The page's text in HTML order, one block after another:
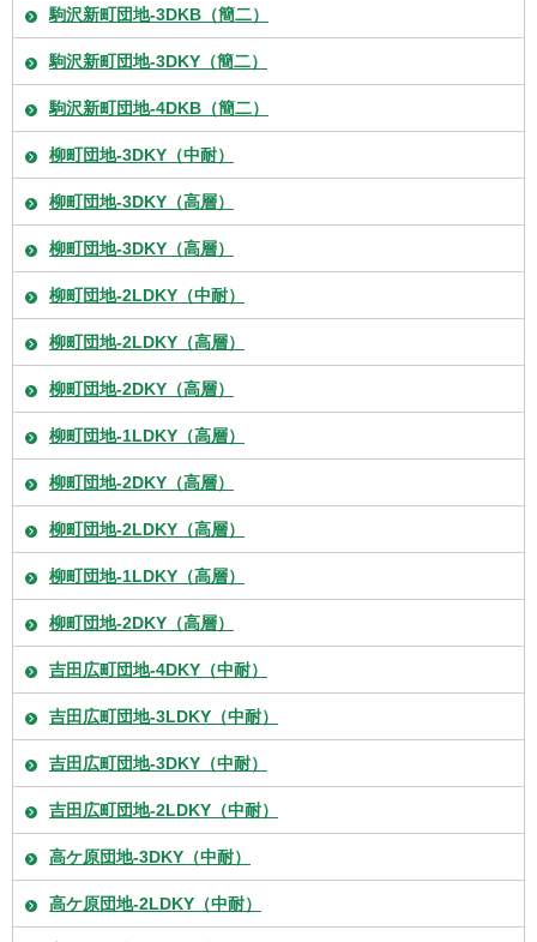
駒沢新町団地-3DKB（簡二）
駒沢新町団地-3DKY（簡二）
駒沢新町団地-4DKB（簡二）
柳町団地-3DKY（中耐）
柳町団地-3DKY（高層）
柳町団地-3DKY（高層）
柳町団地-2LDKY（中耐）
柳町団地-2LDKY（高層）
柳町団地-2DKY（高層）
柳町団地-1LDKY（高層）
柳町団地-2DKY（高層）
柳町団地-2LDKY（高層）
柳町団地-1LDKY（高層）
柳町団地-2DKY（高層）
吉田広町団地-4DKY（中耐）
吉田広町団地-3LDKY（中耐）
吉田広町団地-3DKY（中耐）
吉田広町団地-2LDKY（中耐）
高ケ原団地-3DKY（中耐）
高ケ原団地-2LDKY（中耐）